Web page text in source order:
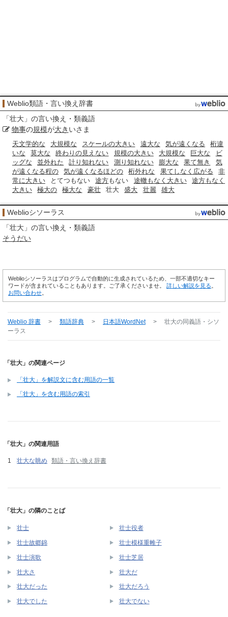
Weblio類語・言い換え辞書
「壮大 」の言い換え・類義語
物事の規模が大き いさま
天文学的な 大規模な スケールの大きい 遠大な 気が遠くなる
桁違
いな
莫大な 終わりの見えない 規模の大きい 大規模な 巨大な
ビ
ッグな
並外れた 計り知れない 測り知れない 膨大な 果て無き
気
が遠くなる程の
気が遠くなるほどの 桁外れな 果てしなく広がる
非
常に大きい
とてつもない 途方もない 途轍もなく大きい
途方もなく
大きい
極大の 極大な 豪壮 壮大 盛大 壮麗 雄大
Weblioシソーラス
「壮大 」の言い換え・類義語
そうだい
Weblioシソーラスはプログラムで自動的に生成されているため、一部不適切なキー
ワードが含まれていることもあります。ご了承くださいませ。 詳しい解説を見る
お問い合わせ
Weblio 辞書 > 類語辞典 > 日本語WordNet > 壮大の同義語・シソ
ーラス
「壮大」の関連ページ
「壮大」を解説文に含む用語の一覧
「壮大」を含む用語の索引
「壮大」の関連用語
壮大な眺め 類語・言い換え辞書
「壮大」の隣のことば
壮士 壮士役者
壮士故郷錦 壮士模様重帷子
壮士演歌 壮士芝居
壮大さ 壮大だ
壮大だった 壮大だろう
壮大でした 壮大でない